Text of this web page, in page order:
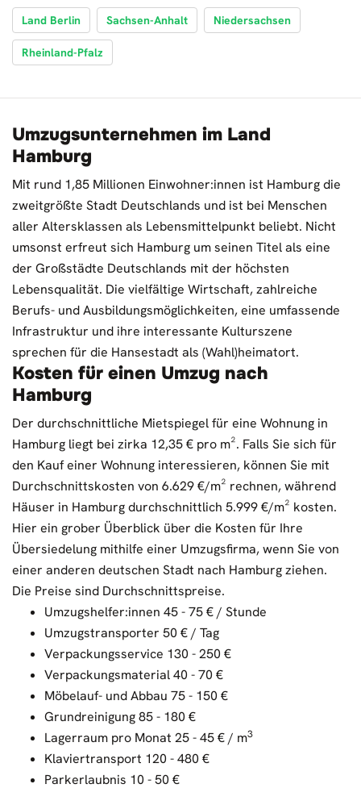
Land Berlin Sachsen-Anhalt Niedersachsen
Rheinland-Pfalz
Umzugsunternehmen im Land
Hamburg
Mit rund 1,85 Millionen Einwohner:innen ist Hamburg die
zweitgrößte Stadt Deutschlands und ist bei Menschen
aller Altersklassen als Lebensmittelpunkt beliebt. Nicht
umsonst erfreut sich Hamburg um seinen Titel als eine
der Großstädte Deutschlands mit der höchsten
Lebensqualität. Die vielfältige Wirtschaft, zahlreiche
Berufs- und Ausbildungsmöglichkeiten, eine umfassende
Infrastruktur und ihre interessante Kulturszene
sprechen für die Hansestadt als (Wahl)heimatort.
Kosten für einen Umzug nach
Hamburg
Der durchschnittliche Mietspiegel für eine Wohnung in
Hamburg liegt bei zirka 12,35 € pro m². Falls Sie sich für
den Kauf einer Wohnung interessieren, können Sie mit
Durchschnittskosten von 6.629 €/m² rechnen, während
Häuser in Hamburg durchschnittlich 5.999 €/m² kosten.
Hier ein grober Überblick über die Kosten für Ihre
Übersiedelung mithilfe einer Umzugsfirma, wenn Sie von
einer anderen deutschen Stadt nach Hamburg ziehen.
Die Preise sind Durchschnittspreise.
Umzugshelfer:innen 45 - 75 € / Stunde
Umzugstransporter 50 € / Tag
Verpackungsservice 130 - 250 €
Verpackungsmaterial 40 - 70 €
Möbelauf- und Abbau 75 - 150 €
Grundreinigung 85 - 180 €
Lagerraum pro Monat 25 - 45 € / m3
Klaviertransport 120 - 480 €
Parkerlaubnis 10 - 50 €